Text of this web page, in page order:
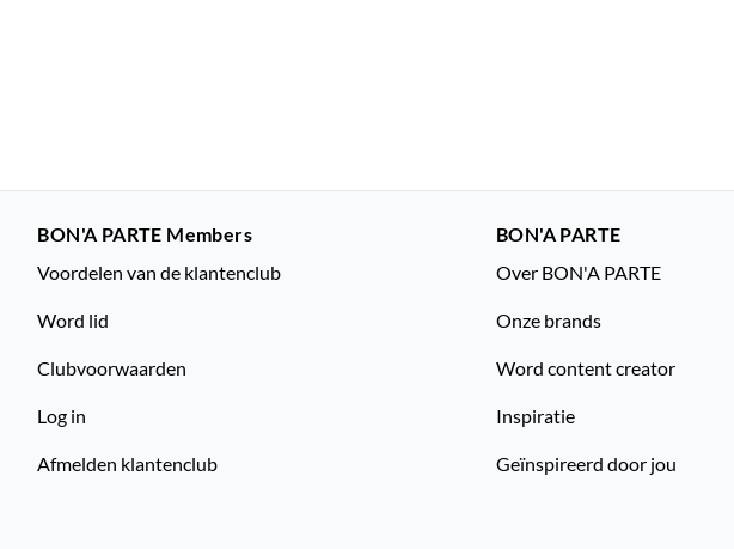
BON'A PARTE Members
Voordelen van de klantenclub
Word lid
Clubvoorwaarden
Log in
Afmelden klantenclub
BON'A PARTE
Over BON'A PARTE
Onze brands
Word content creator
Inspiratie
Geïnspireerd door jou